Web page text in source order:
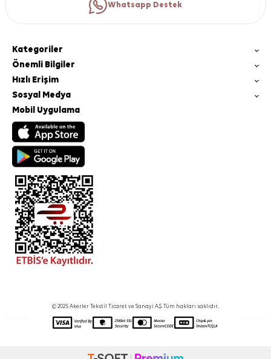
Whatsapp Destek
Kategoriler
Önemli Bilgiler
Hızlı Erişim
Sosyal Medya
Mobil Uygulama
© 2025 Akerler Tekstil Ticaret ve Sanayi A.Ş. Tüm hakları saklıdır.